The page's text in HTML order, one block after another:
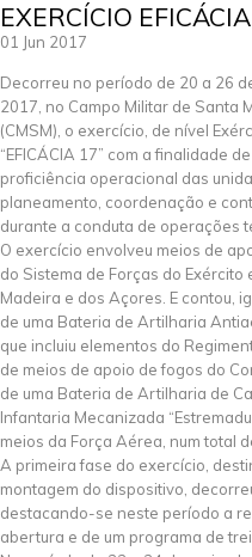
EXERCÍCIO
01 Jun 2017
Decorreu no período de 20 a 26
2017, no Campo Militar de Santa
(CMSM), o exercício, de nível
“EFICÁCIA 17” com a finalidade
proficiência operacional das
planeamento, coordenação e
durante a conduta de operações
O exercício envolveu meios de
do Sistema de Forças do
Madeira e dos Açores. E contou,
de uma Bateria de Artilharia
que incluiu elementos do
de meios de apoio de fogos do
de uma Bateria de Artilharia de
Infantaria Mecanizada
meios da Força Aérea, num total
A primeira fase do exercício,
montagem do dispositivo,
destacando-se neste período a
abertura e de um programa de